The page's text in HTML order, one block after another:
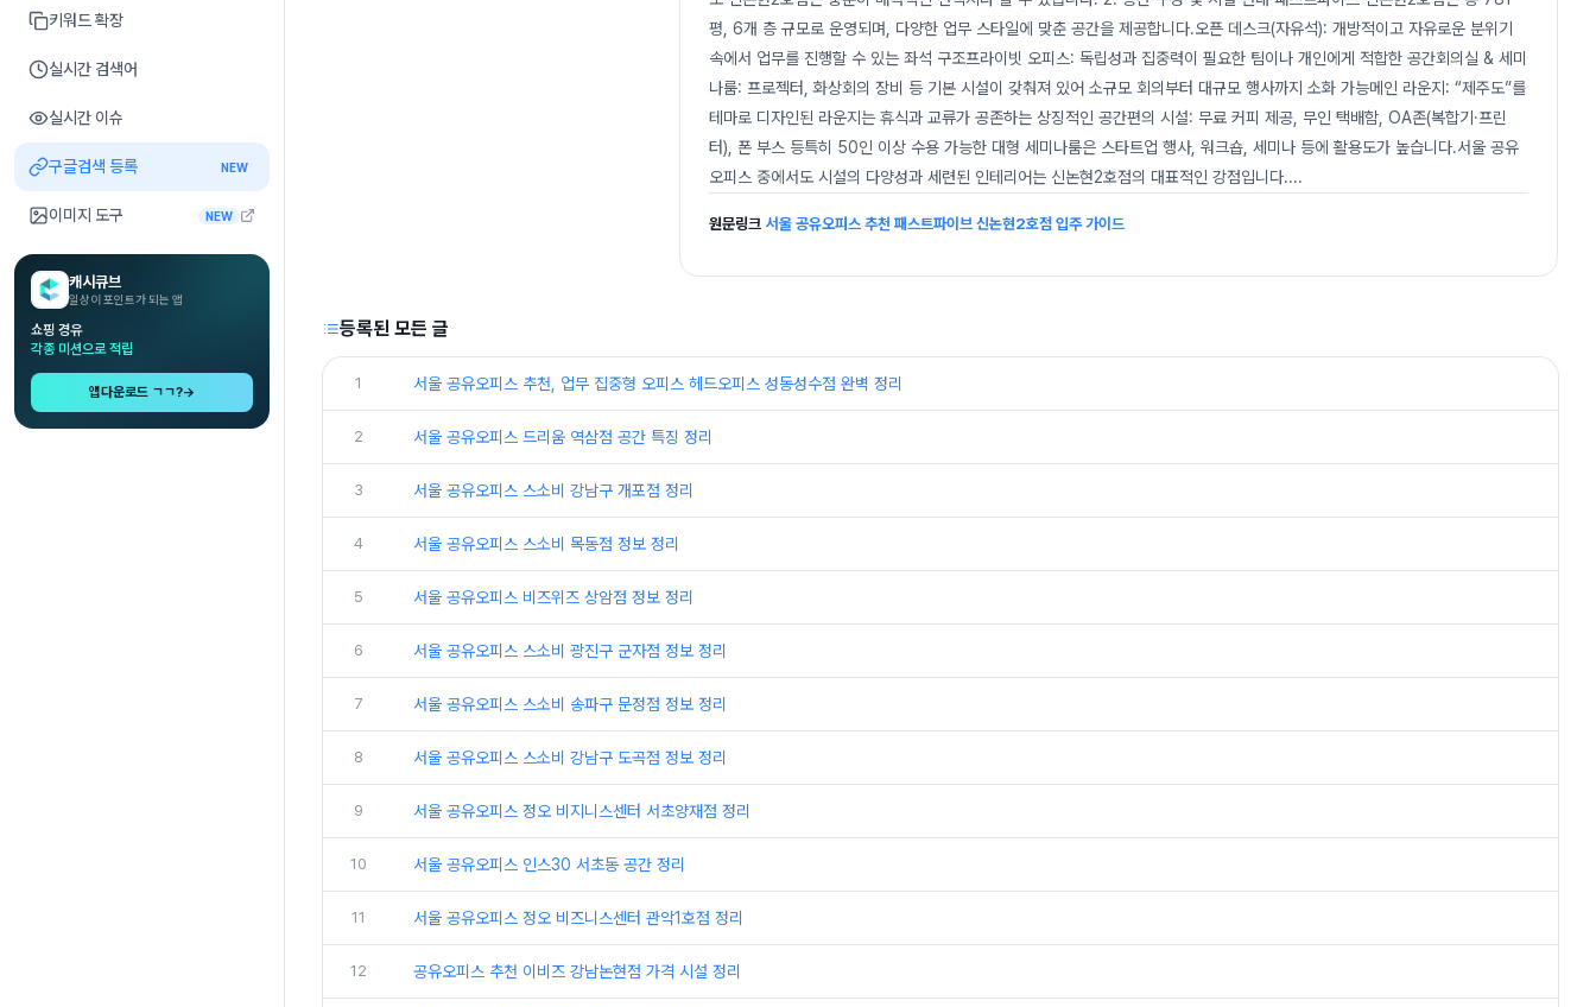
키워드 확장
실시간 검색어
실시간 이슈
구글검색 등록 NEW
이미지 도구 NEW
캐시큐브
일상이 포인트가 되는 앱
쇼핑 경유
각종 미션으로 적립
앱다운로드 ㄱㄱ?→
평, 6개 층 규모로 운영되며, 다양한 업무 스타일에 맞춘 공간을 제공합니다.오픈 데스크(자유석): 개방적이고 자유로운 분위기
속에서 업무를 진행할 수 있는 좌석 구조프라이빗 오피스: 독립성과 집중력이 필요한 팀이나 개인에게 적합한 공간회의실 & 세미
나룸: 프로젝터, 화상회의 장비 등 기본 시설이 갖춰져 있어 소규모 회의부터 대규모 행사까지 소화 가능메인 라운지: “제주도”를
테마로 디자인된 라운지는 휴식과 교류가 공존하는 상징적인 공간편의 시설: 무료 커피 제공, 무인 택배함, OA존(복합기·프린
터), 폰 부스 등특히 50인 이상 수용 가능한 대형 세미나룸은 스타트업 행사, 워크숍, 세미나 등에 활용도가 높습니다.서울 공유
오피스 중에서도 시설의 다양성과 세련된 인테리어는 신논현2호점의 대표적인 강점입니다....
원문링크 서울 공유오피스 추천 패스트파이브 신논현2호점 입주 가이드
등록된 모든 글
1 서울 공유오피스 추천, 업무 집중형 오피스 헤드오피스 성동성수점 완벽 정리
2 서울 공유오피스 드리움 역삼점 공간 특징 정리
3 서울 공유오피스 스소비 강남구 개포점 정리
4 서울 공유오피스 스소비 목동점 정보 정리
5 서울 공유오피스 비즈위즈 상암점 정보 정리
6 서울 공유오피스 스소비 광진구 군자점 정보 정리
7 서울 공유오피스 스소비 송파구 문정점 정보 정리
8 서울 공유오피스 스소비 강남구 도곡점 정보 정리
9 서울 공유오피스 정오 비지니스센터 서초양재점 정리
10 서울 공유오피스 인스30 서초동 공간 정리
11 서울 공유오피스 정오 비즈니스센터 관악1호점 정리
12 공유오피스 추천 이비즈 강남논현점 가격 시설 정리